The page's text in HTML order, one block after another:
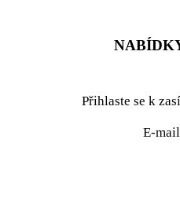
Přihlaste se k
E-